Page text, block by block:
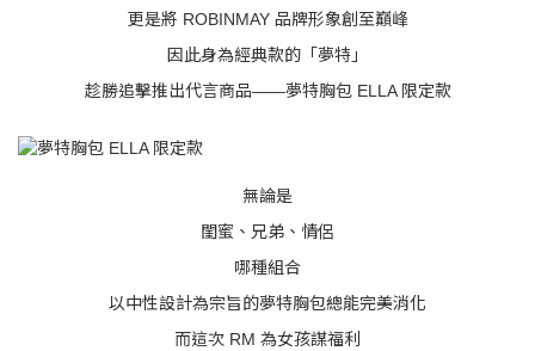
更是將 ROBINMAY 品牌形象創至巔峰
因此身為經典款的「夢特」
趁勝追擊推出代言商品——夢特胸包 ELLA 限定款
無論是
閨蜜、兄弟、情侶
哪種組合
以中性設計為宗旨的夢特胸包總能完美消化
而這次 RM 為女孩謀福利